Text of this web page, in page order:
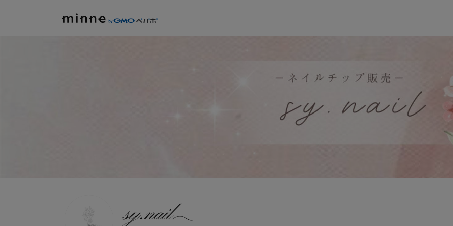
sy.nail𓂃